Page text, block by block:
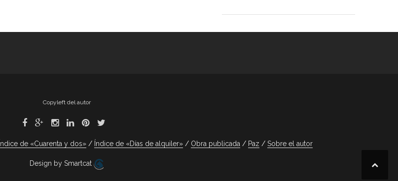
Copyleft del autor
Índice de «Cuarenta y dos» Índice de «Días de alquiler» Obra publicada Paz Sobre el autor
Design by Smartcat